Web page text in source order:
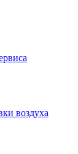
воздуха